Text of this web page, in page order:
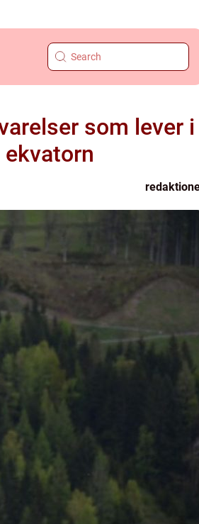
som lever i